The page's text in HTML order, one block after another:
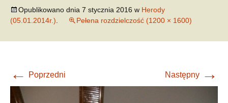
Opublikowano dnia 7 stycznia 2016 w Herody
(05.01.2014r.)
Pełena rozdzielczość (1200 × 1600)
← Poprzedni Następny →